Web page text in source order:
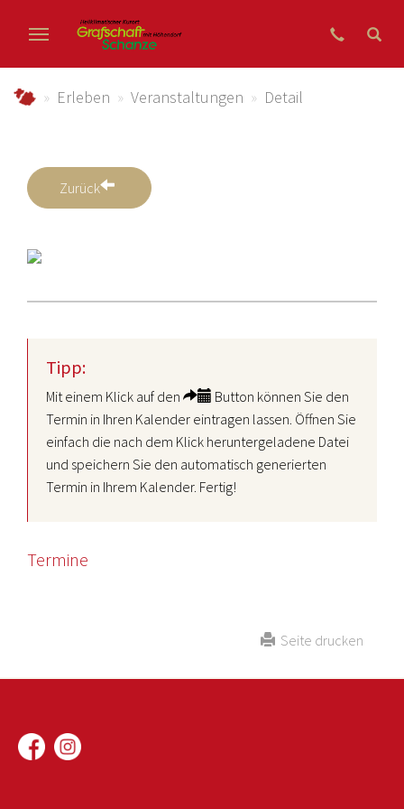
grafschaft-schanze.de
Erleben Veranstaltungen Detail
Zurück
Tipp:
Mit einem Klick auf den
Button können Sie den
Termin in Ihren Kalender eintragen lassen. Öffnen Sie
einfach die nach dem Klick heruntergeladene Datei
und speichern Sie den automatisch generierten
Termin in Ihrem Kalender. Fertig!
Termine
Seite drucken